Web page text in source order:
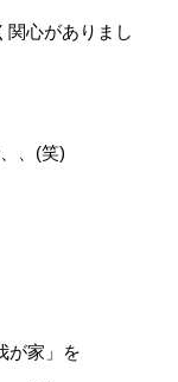
関心がありまし
、(笑)
が家」を